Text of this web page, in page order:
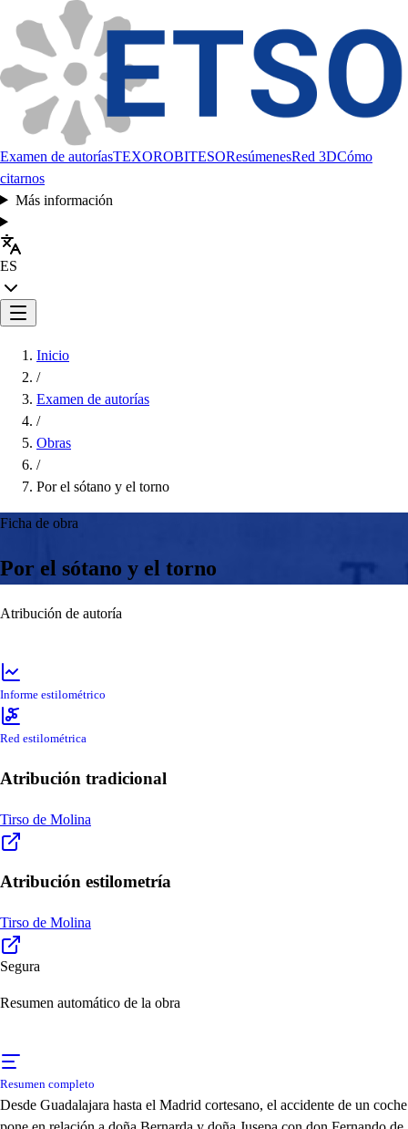
Examen de autoríasTEXOROBITESOResúmenesRed 3DCómo
citarnos
Más información
ES
Inicio
/
Examen de autorías
/
Obras
/
Por el sótano y el torno
Ficha de obra
Por el sótano y el torno
Atribución de autoría
Informe estilométrico
Red estilométrica
Atribución tradicional
Tirso de Molina
Atribución estilometría
Tirso de Molina
Segura
Resumen automático de la obra
Resumen completo
Desde Guadalajara hasta el Madrid cortesano, el accidente de un coche